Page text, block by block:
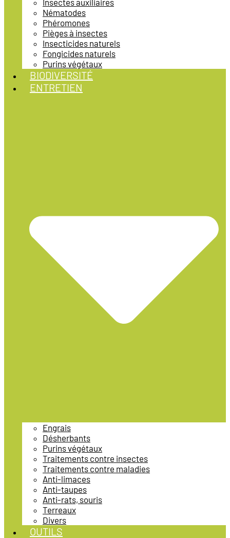
Insectes auxiliaires
Nématodes
Phéromones
Pièges à insectes
Insecticides naturels
Fongicides naturels
Purins végétaux
BIODIVERSITÉ
ENTRETIEN
Engrais
Désherbants
Purins végétaux
Traitements contre insectes
Traitements contre maladies
Anti-limaces
Anti-taupes
Anti-rats, souris
Terreaux
Divers
OUTILS